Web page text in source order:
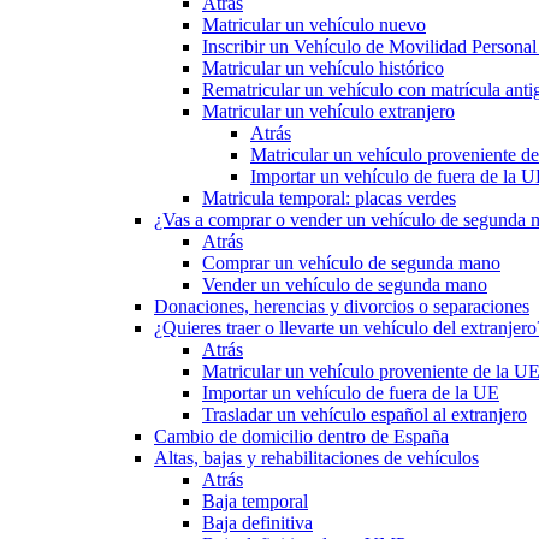
Matricular un vehículo nuevo
Inscribir un Vehículo de Movilidad
Matricular un vehículo histórico
Rematricular un vehículo con matrícula
Matricular un vehículo extranjero
Atrás
Matricular un vehículo proveniente
Importar un vehículo de fuera de la
Matricula temporal: placas verdes
¿Vas a comprar o vender un vehículo de segunda
Atrás
Comprar un vehículo de segunda mano
Vender un vehículo de segunda mano
Donaciones, herencias y divorcios o separaciones
¿Quieres traer o llevarte un vehículo del
Atrás
Matricular un vehículo proveniente de la UE
Importar un vehículo de fuera de la UE
Trasladar un vehículo español al extranjero
Cambio de domicilio dentro de España
Altas, bajas y rehabilitaciones de vehículos
Atrás
Baja temporal
Baja definitiva